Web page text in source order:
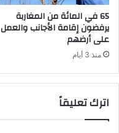
65 في المائة من المغاربة
يرفضون إقامة الأجانب والعمل
على أرضهم
منذ 3 أيام
اترك تعليقاً